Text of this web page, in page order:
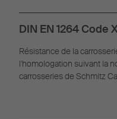
DIN EN 1264 Code
Résistance de la
l'homologation suivant la
carrosseries de Schmitz